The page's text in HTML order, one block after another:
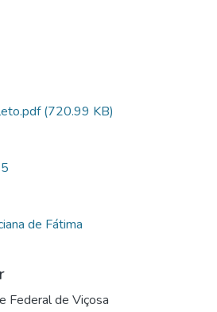
(720.99 KB)
de Fátima
Federal de Viçosa